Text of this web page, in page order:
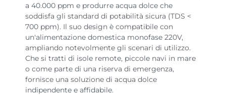
a 40.000 ppm e produrre acqua dolce che
soddisfa gli standard di potabilità sicura (TDS <
700 ppm). Il suo design è compatibile con
un'alimentazione domestica monofase 220V,
ampliando notevolmente gli scenari di utilizzo.
Che si tratti di isole remote, piccole navi in mare
o come parte di una riserva di emergenza,
fornisce una soluzione di acqua dolce
indipendente e affidabile.